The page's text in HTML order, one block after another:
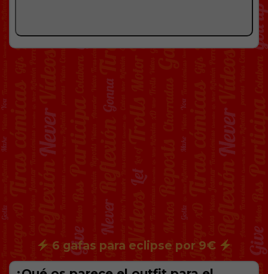
6 gafas para eclipse por 9€